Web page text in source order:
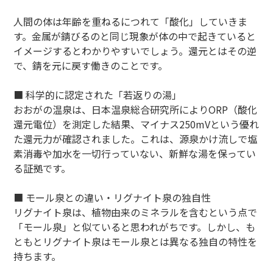
人間の体は年齢を重ねるにつれて「酸化」していきま
す。金属が錆びるのと同じ現象が体の中で起きていると
イメージするとわかりやすいでしょう。還元とはその逆
で、錆を元に戻す働きのことです。
■ 科学的に認定された「若返りの湯」
おおがの温泉は、日本温泉総合研究所によりORP（酸化
還元電位）を測定した結果、マイナス250mVという優れ
た還元力が確認されました。これは、源泉かけ流しで塩
素消毒や加水を一切行っていない、新鮮な湯を保ってい
る証拠です。
■ モール泉との違い・リグナイト泉の独自性
リグナイト泉は、植物由来のミネラルを含むという点で
「モール泉」と似ていると思われがちです。しかし、も
ともとリグナイト泉はモール泉とは異なる独自の特性を
持ちます。